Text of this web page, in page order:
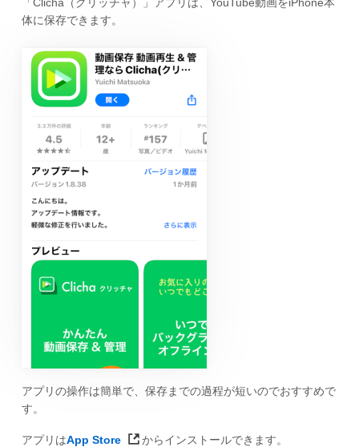
体に保存できます。
アプリの操作は簡単で、保存までの過程が短いのでおすすめで
す。
アプリはApp Store からインストールできます。